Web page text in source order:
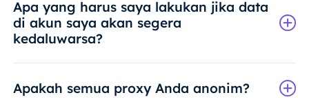
Apa yang harus saya lakukan jika data
di akun saya akan segera
kedaluwarsa?
Apakah semua proxy Anda anonim?